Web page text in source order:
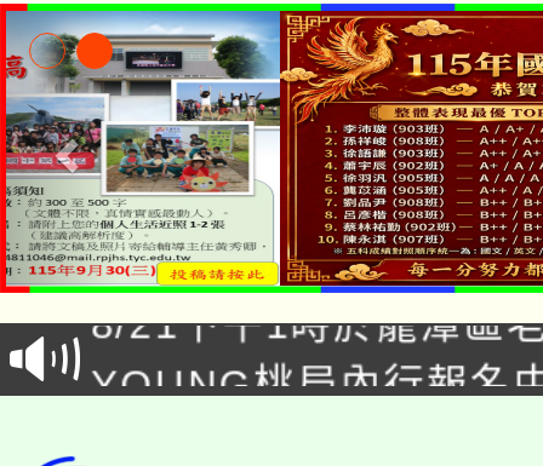
「本色祭」8/29、30在
場熱烈登場!
8/21下午1時於龍潭區
徵才活動。
YOUNG桃局內行報名